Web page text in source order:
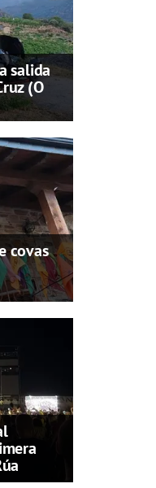
salida
(O
covas